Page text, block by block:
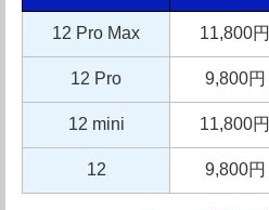
かりますが、近くに店舗がない
人込みを避けたい方には嬉しい
電話で見積もってもらうことが
軽に問い合わせてみてはいかが
12 Pro Max 11,800
12 Pro 9,800円
12 mini 11,800
12 9,800円